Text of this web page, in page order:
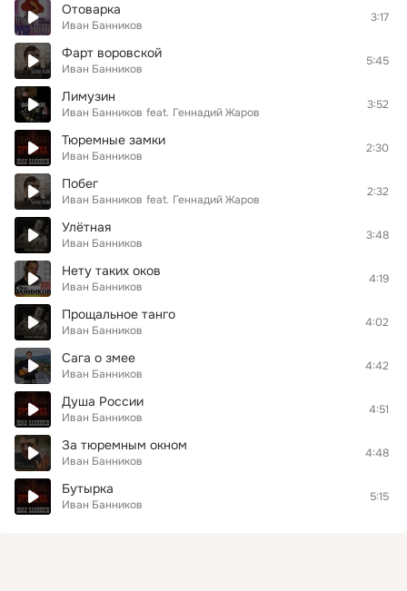
Отоварка
Иван Банников
3:17
Фарт воровской
Иван Банников
5:45
Лимузин
Иван Банников feat. Геннадий Жаров
3:52
Тюремные замки
Иван Банников
2:30
Побег
Иван Банников feat. Геннадий Жаров
2:32
Улётная
Иван Банников
3:48
Нету таких оков
Иван Банников
4:19
Прощальное танго
Иван Банников
4:02
Сага о змее
Иван Банников
4:42
Душа России
Иван Банников
4:51
За тюремным окном
Иван Банников
4:48
Бутырка
Иван Банников
5:15